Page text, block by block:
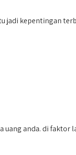
jadi kepentingan
anda. di faktor